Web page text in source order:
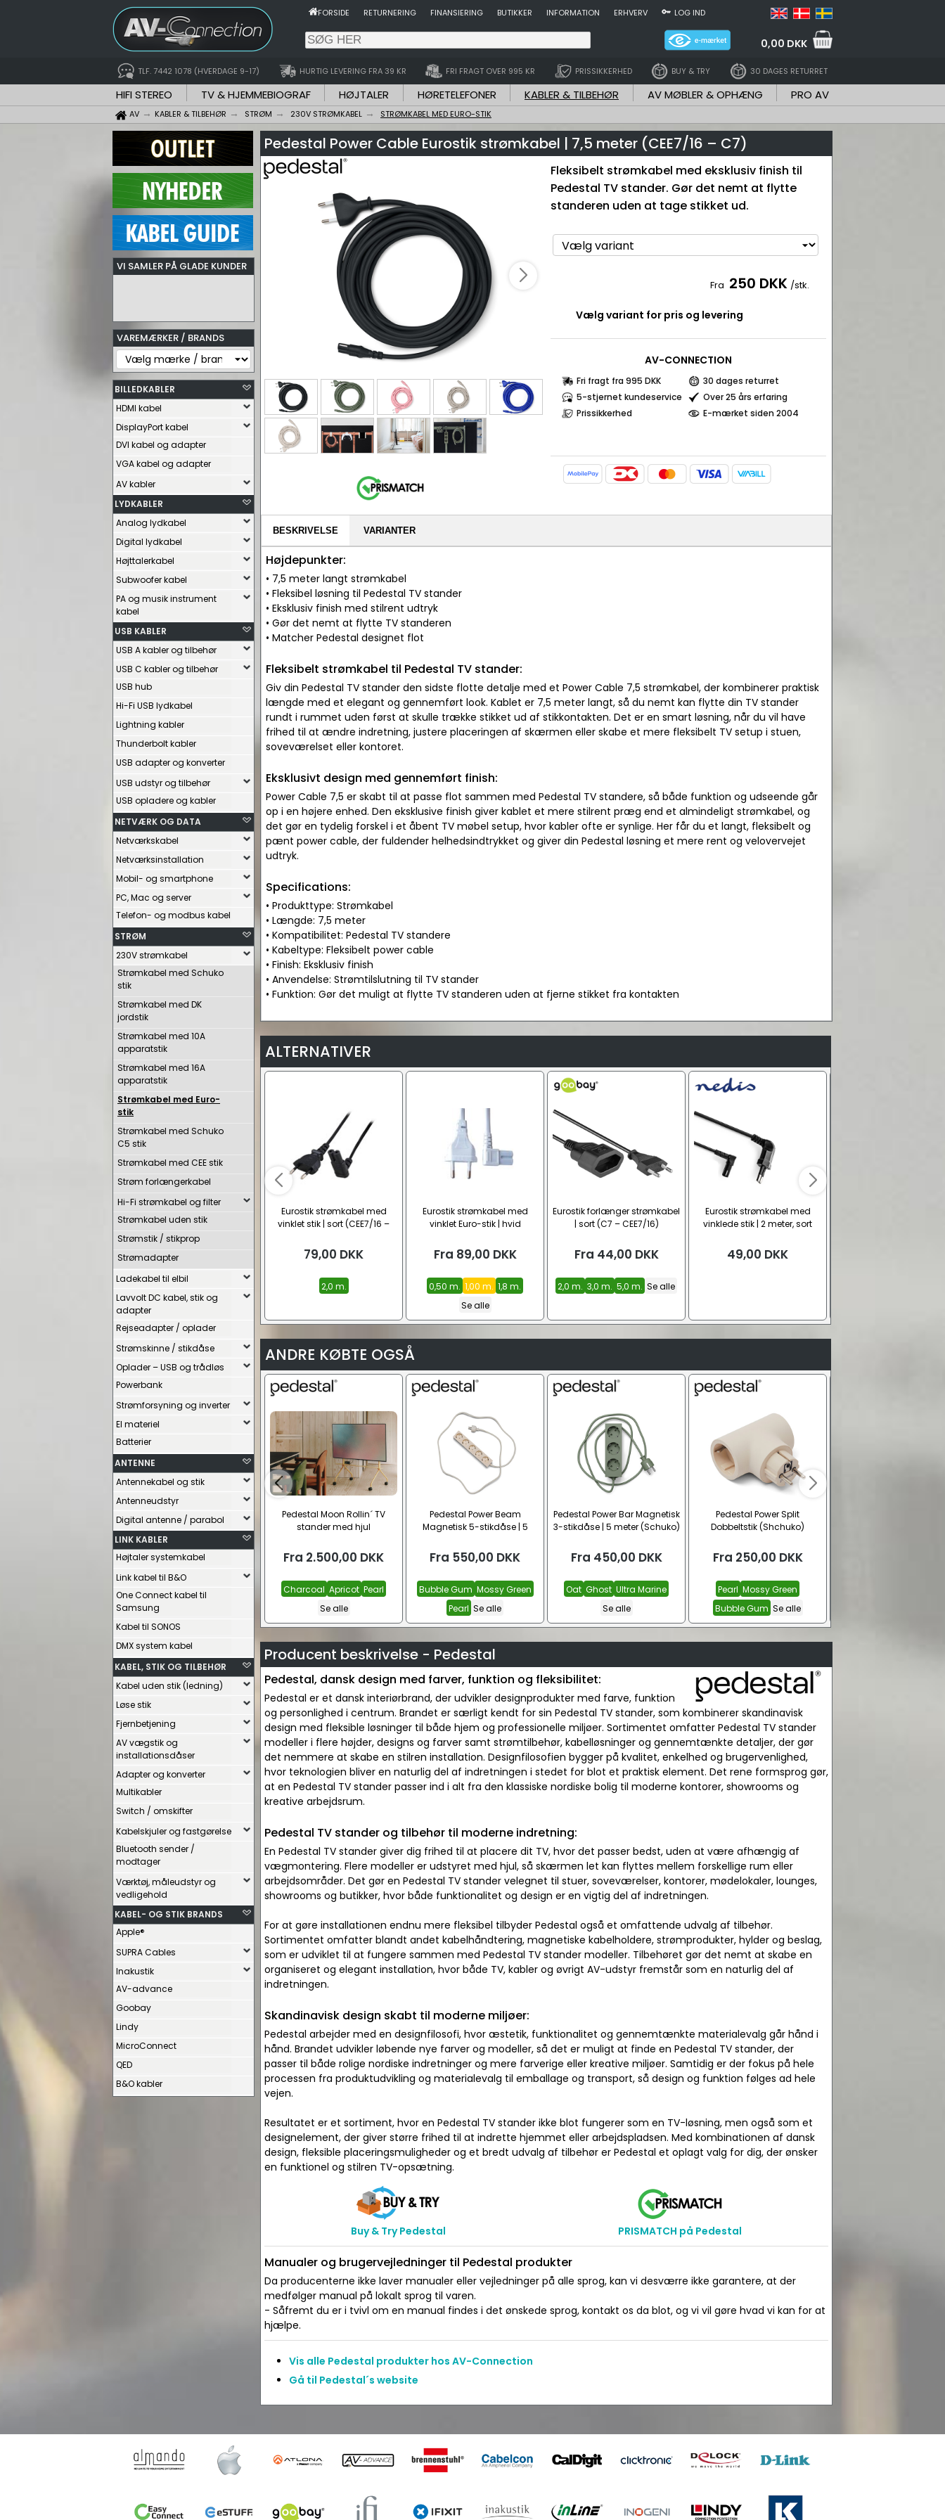
FORSIDE RETURNERING FINANSIERING BUTIKKER INFORMATION ERHVERV LOG IND
0,00 DKK
TLF. 7442 1078 (HVERDAGE 9-17) HURTIG LEVERING FRA 39 KR FRI FRAGT OVER 995 KR PRISSIKKERHED BUY & TRY 30 DAGES RETURRET
HIFI STEREO TV & HJEMMEBIOGRAF HØJTALER HØRETELEFONER KABLER & TILBEHØR AV MØBLER & OPHÆNG PRO AV
AV KABLER & TILBEHØR STRØM 230V STRØMKABEL STRØMKABEL MED EURO-STIK
VI SAMLER PÅ GLADE KUNDER
VAREMÆRKER / BRANDS
BILLEDKABLER
HDMI kabel
DisplayPort kabel
DVI kabel og adapter
VGA kabel og adapter
AV kabler
LYDKABLER
Analog lydkabel
Digital lydkabel
Højttalerkabel
Subwoofer kabel
PA og musik instrument
kabel
USB KABLER
USB A kabler og tilbehør
USB C kabler og tilbehør
USB hub
Hi-Fi USB lydkabel
Lightning kabler
Thunderbolt kabler
USB adapter og konverter
USB udstyr og tilbehør
USB opladere og kabler
NETVÆRK OG DATA
Netværkskabel
Netværksinstallation
Mobil- og smartphone
PC, Mac og server
Telefon- og modbus kabel
STRØM
230V strømkabel
Strømkabel med Schuko
stik
Strømkabel med DK
jordstik
Strømkabel med 10A
apparatstik
Strømkabel med 16A
apparatstik
Strømkabel med Euro-
stik
Strømkabel med Schuko
C5 stik
Strømkabel med CEE stik
Strøm forlængerkabel
Hi-Fi strømkabel og filter
Strømkabel uden stik
Strømstik / stikprop
Strømadapter
Ladekabel til elbil
Lavvolt DC kabel, stik og
adapter
Rejseadapter / oplader
Strømskinne / stikdåse
Oplader – USB og trådløs
Powerbank
Strømforsyning og inverter
El materiel
Batterier
ANTENNE
Antennekabel og stik
Antenneudstyr
Digital antenne / parabol
LINK KABLER
Højtaler systemkabel
Link kabel til B&O
One Connect kabel til
Samsung
Kabel til SONOS
DMX system kabel
KABEL, STIK OG TILBEHØR
Kabel uden stik (ledning)
Løse stik
Fjernbetjening
AV vægstik og
installationsdåser
Adapter og konverter
Multikabler
Switch / omskifter
Kabelskjuler og fastgørelse
Bluetooth sender /
modtager
Værktøj, måleudstyr og
vedligehold
KABEL- OG STIK BRANDS
Apple®
SUPRA Cables
Inakustik
AV-advance
Goobay
Lindy
MicroConnect
QED
B&O kabler
Pedestal Power Cable Eurostik strømkabel | 7,5 meter (CEE7/16 – C7)
Fleksibelt strømkabel med eksklusiv finish til
Pedestal TV stander. Gør det nemt at flytte
standeren uden at tage stikket ud.
Fra 250 DKK /stk.
Vælg variant for pris og levering
AV-CONNECTION
Fri fragt fra 995 DKK
30 dages returret
5-stjernet kundeservice
Over 25 års erfaring
Prissikkerhed
E-mærket siden 2004
BESKRIVELSE VARIANTER
Højdepunkter:
• 7,5 meter langt strømkabel
• Fleksibel løsning til Pedestal TV stander
• Eksklusiv finish med stilrent udtryk
• Gør det nemt at flytte TV standeren
• Matcher Pedestal designet flot
Fleksibelt strømkabel til Pedestal TV stander:
Giv din Pedestal TV stander den sidste flotte detalje med et Power Cable 7,5 strømkabel, der kombinerer praktisk
længde med et elegant og gennemført look. Kablet er 7,5 meter langt, så du nemt kan flytte din TV stander
rundt i rummet uden først at skulle trække stikket ud af stikkontakten. Det er en smart løsning, når du vil have
frihed til at ændre indretning, justere placeringen af skærmen eller skabe et mere fleksibelt TV setup i stuen,
soveværelset eller kontoret.
Eksklusivt design med gennemført finish:
Power Cable 7,5 er skabt til at passe flot sammen med Pedestal TV standere, så både funktion og udseende går
op i en højere enhed. Den eksklusive finish giver kablet et mere stilrent præg end et almindeligt strømkabel, og
det gør en tydelig forskel i et åbent TV møbel setup, hvor kabler ofte er synlige. Her får du et langt, fleksibelt og
pænt power cable, der fuldender helhedsindtrykket og giver din Pedestal løsning et mere rent og velovervejet
udtryk.
Specifications:
• Produkttype: Strømkabel
• Længde: 7,5 meter
• Kompatibilitet: Pedestal TV standere
• Kabeltype: Fleksibelt power cable
• Finish: Eksklusiv finish
• Anvendelse: Strømtilslutning til TV stander
• Funktion: Gør det muligt at flytte TV standeren uden at fjerne stikket fra kontakten
ALTERNATIVER
Eurostik strømkabel med
vinklet stik | sort (CEE7/16 –
79,00 DKK
2,0 m.
Eurostik strømkabel med
vinklet Euro-stik | hvid
Fra 89,00 DKK
0,50 m. 1,00 m. 1,8 m.
Se alle
Eurostik forlænger strømkabel
| sort (C7 – CEE7/16)
Fra 44,00 DKK
2,0 m. 3,0 m. 5,0 m. Se alle
Eurostik strømkabel med
vinklede stik | 2 meter, sort
49,00 DKK
ANDRE KØBTE OGSÅ
Pedestal Moon Rollin´ TV
stander med hjul
Fra 2.500,00 DKK
Charcoal Apricot Pearl
Se alle
Pedestal Power Beam
Magnetisk 5-stikdåse | 5
Fra 550,00 DKK
Bubble Gum Mossy Green
Pearl Se alle
Pedestal Power Bar Magnetisk
3-stikdåse | 5 meter (Schuko)
Fra 450,00 DKK
Oat Ghost Ultra Marine
Se alle
Pedestal Power Split
Dobbeltstik (Shchuko)
Fra 250,00 DKK
Pearl Mossy Green
Bubble Gum Se alle
Producent beskrivelse - Pedestal
Pedestal, dansk design med farver, funktion og fleksibilitet:
Pedestal er et dansk interiørbrand, der udvikler designprodukter med farve, funktion
og personlighed i centrum. Brandet er særligt kendt for sin Pedestal TV stander, som kombinerer skandinavisk
design med fleksible løsninger til både hjem og professionelle miljøer. Sortimentet omfatter Pedestal TV stander
modeller i flere højder, designs og farver samt strømtilbehør, kabelløsninger og gennemtænkte detaljer, der gør
det nemmere at skabe en stilren installation. Designfilosofien bygger på kvalitet, enkelhed og brugervenlighed,
hvor teknologien bliver en naturlig del af indretningen i stedet for blot et praktisk element. Det rene formsprog gør,
at en Pedestal TV stander passer ind i alt fra den klassiske nordiske bolig til moderne kontorer, showrooms og
kreative arbejdsrum.
Pedestal TV stander og tilbehør til moderne indretning:
En Pedestal TV stander giver dig frihed til at placere dit TV, hvor det passer bedst, uden at være afhængig af
vægmontering. Flere modeller er udstyret med hjul, så skærmen let kan flyttes mellem forskellige rum eller
arbejdsområder. Det gør en Pedestal TV stander velegnet til stuer, soveværelser, kontorer, mødelokaler, lounges,
showrooms og butikker, hvor både funktionalitet og design er en vigtig del af indretningen.
For at gøre installationen endnu mere fleksibel tilbyder Pedestal også et omfattende udvalg af tilbehør.
Sortimentet omfatter blandt andet kabelhåndtering, magnetiske kabelholdere, strømprodukter, hylder og beslag,
som er udviklet til at fungere sammen med Pedestal TV stander modeller. Tilbehøret gør det nemt at skabe en
organiseret og elegant installation, hvor både TV, kabler og øvrigt AV-udstyr fremstår som en naturlig del af
indretningen.
Skandinavisk design skabt til moderne miljøer:
Pedestal arbejder med en designfilosofi, hvor æstetik, funktionalitet og gennemtænkte materialevalg går hånd i
hånd. Brandet udvikler løbende nye farver og modeller, så det er muligt at finde en Pedestal TV stander, der
passer til både rolige nordiske indretninger og mere farverige eller kreative miljøer. Samtidig er der fokus på hele
processen fra produktudvikling og materialevalg til emballage og transport, så design og funktion følges ad hele
vejen.
Resultatet er et sortiment, hvor en Pedestal TV stander ikke blot fungerer som en TV-løsning, men også som et
designelement, der giver større frihed til at indrette hjemmet eller arbejdspladsen. Med kombinationen af dansk
design, fleksible placeringsmuligheder og et bredt udvalg af tilbehør er Pedestal et oplagt valg for dig, der ønsker
en funktionel og stilren TV-opsætning.
Buy & Try Pedestal PRISMATCH på Pedestal
Manualer og brugervejledninger til Pedestal produkter
Da producenterne ikke laver manualer eller vejledninger på alle sprog, kan vi desværre ikke garantere, at der
medfølger manual på lokalt sprog til varen.
- Såfremt du er i tvivl om en manual findes i det ønskede sprog, kontakt os da blot, og vi vil gøre hvad vi kan for at
hjælpe.
Vis alle Pedestal produkter hos AV-Connection
Gå til Pedestal´s website